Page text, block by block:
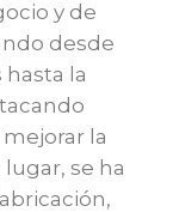
y de
desde
la
la
lugar, se ha